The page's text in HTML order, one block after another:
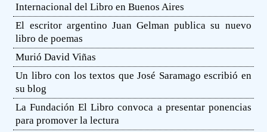
Internacional del Libro en Buenos Aires
El escritor argentino Juan Gelman publica su nuevo
libro de poemas
Murió David Viñas
Un libro con los textos que José Saramago escribió en
su blog
La Fundación El Libro convoca a presentar ponencias
para promover la lectura